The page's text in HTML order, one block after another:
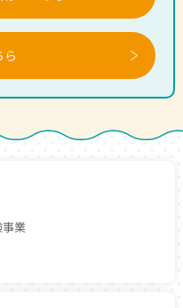
ら
業